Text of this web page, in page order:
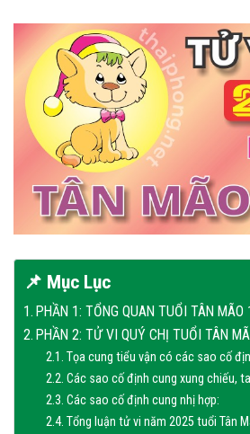
📌 Mục Lục
PHẦN 1: TỔNG QUAN TUỔI TÂN MÃO
PHẦN 2: TỬ VI QUÝ CHỊ TUỔI TÂN
Tọa cung tiểu vận có các sao cố
Các sao cố định cung xung chiếu,
Các sao cố định cung nhị hợp:
Tổng luận tử vi năm 2025 tuổi Tân